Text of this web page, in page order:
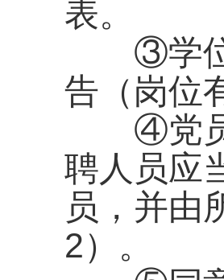
表。
③学位
告（岗位
④党
聘人员应
员，并由
2）。